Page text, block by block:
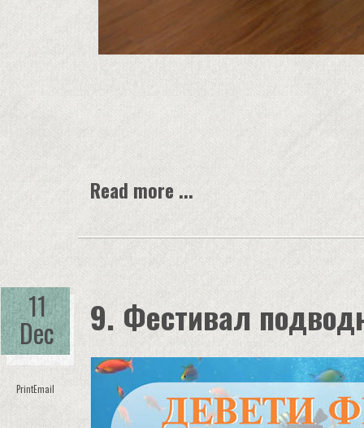
Read more ...
11
Dec
PrintEmail
9. Фестивал